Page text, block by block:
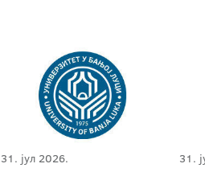
31. јул 2026. 31.